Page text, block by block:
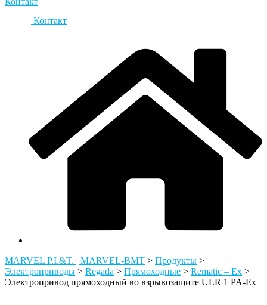
Контакт
MARVEL P.I.&T. | MARVEL-BMT > Продукты >
Электроприводы > Regada > Прямоходные > Rematic – Ex >
Электропривод прямоходный во взрывозащите ULR 1 PA-Ex